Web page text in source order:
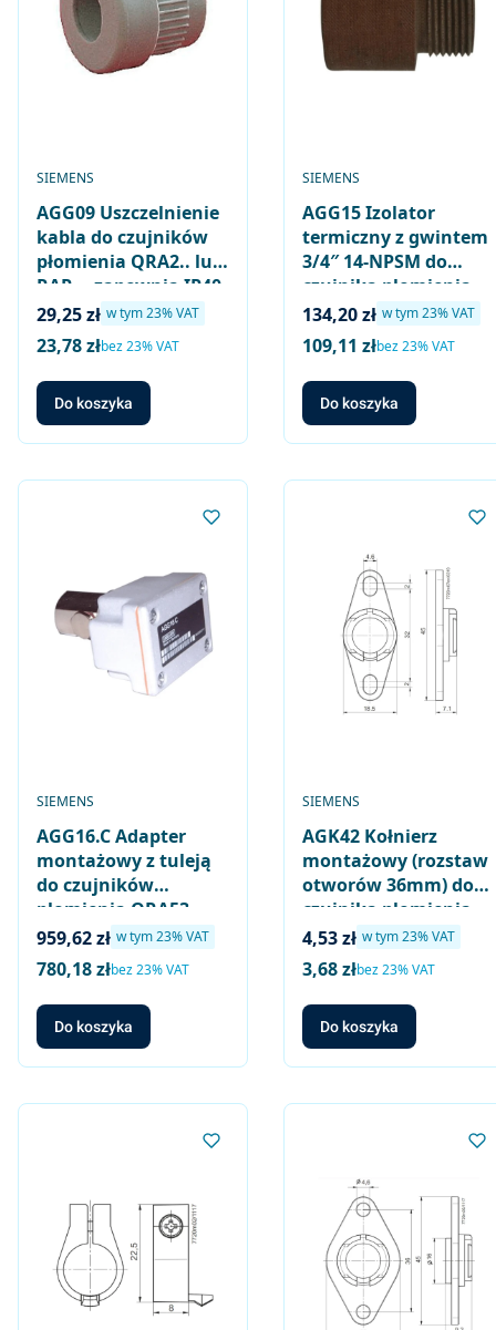
AGG09 Uszczelnienie
kabla do czujników
płomienia QRA2.. lub
RAR.., zapewnia IP40
PRODUCENT
SIEMENS
Cena brutto
29,25 zł w tym %s VAT
w tym23%VAT
Cena netto
23,78 złbez 23% VAT
Do koszyka
AGG15 Izolator
termiczny z gwintem
3/4″ 14-NPSM do
czujnika płomienia
QRA4.. i adaptera
AGG04
PRODUCENT
SIEMENS
Cena brutto
134,20 zł w tym %s VAT
w tym23%VAT
Cena netto
109,11 złbez 23% VAT
Do koszyka
AGG16.C Adapter
montażowy z tuleją
do czujników
płomienia QRA53..
QRA55.. QRA73..
QRA75..
PRODUCENT
SIEMENS
Cena brutto
959,62 zł w tym %s VAT
w tym23%VAT
Cena netto
780,18 złbez 23% VAT
Do koszyka
AGK42 Kołnierz
montażowy (rozstaw
otworów 36mm) do
czujnika płomienia
QRB4..
PRODUCENT
SIEMENS
Cena brutto
4,53 zł w tym %s VAT
w tym23%VAT
Cena netto
3,68 złbez 23% VAT
Do koszyka